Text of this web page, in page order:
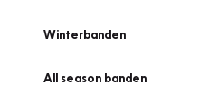
Winterbanden
All season banden